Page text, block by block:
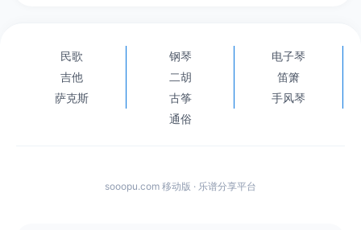
民歌 钢琴
电子琴
吉他
二胡
笛箫
萨克斯
古筝
手风琴
通俗
sooopu.com 移动版 · 乐谱分享平台